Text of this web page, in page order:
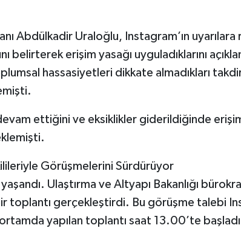
Abdülkadir Uraloğlu, Instagram’ın uyarılara
belirterek erişim yasağı uyguladıklarını
hassasiyetleri dikkate almadıkları
ettiğini ve eksiklikler giderildiğinde
Görüşmelerini Sürdürüyor
Ulaştırma ve Altyapı Bakanlığı
toplantı gerçekleştirdi. Bu görüşme talebi
yapılan toplantı saat 13.00’te